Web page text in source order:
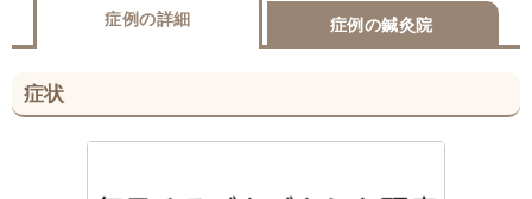
症例の詳細 症例の鍼灸院
症状